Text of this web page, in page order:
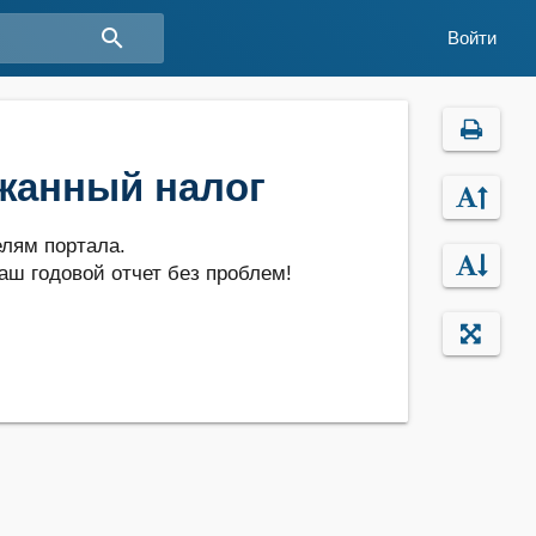
search Войти
налог
портала.
годовой отчет без проблем!